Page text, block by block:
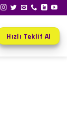
Hızlı Teklif Al